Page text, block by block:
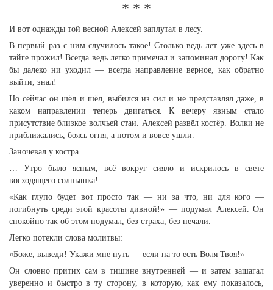
* * *
И вот однажды той весной Алексей заплутал в лесу.
В первый раз с ним случилось такое! Столько ведь лет уже здесь в
тайге прожил! Всегда ведь легко примечал и запоминал дорогу! Как
бы далеко ни уходил — всегда направление верное, как обратно
выйти, знал!
Но сейчас он шёл и шёл, выбился из сил и не представлял даже, в
каком направлении теперь двигаться. К вечеру явным стало
присутствие близкое волчьей стаи. Алексей развёл костёр. Волки не
приближались, боясь огня, а потом и вовсе ушли.
Заночевал у костра…
… Утро было ясным, всё вокруг сияло и искрилось в свете
восходящего солнышка!
«Как глупо будет вот просто так — ни за что, ни для кого —
погибнуть среди этой красоты дивной!» — подумал Алексей. Он
спокойно так об этом подумал, без страха, без печали.
Легко потекли слова молитвы:
«Боже, выведи! Укажи мне путь — если на то есть Воля Твоя!»
Он словно притих сам в тишине внутренней — и затем зашагал
уверенно и быстро в ту сторону, в которую, как ему показалось,